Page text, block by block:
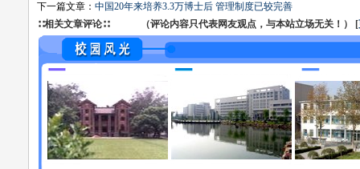
下一篇文章： 中国20年来培养3.3万博士后 管理制度已较完善
∷相关文章评论∷ （评论内容只代表网友观点，与本站立场无关！） [